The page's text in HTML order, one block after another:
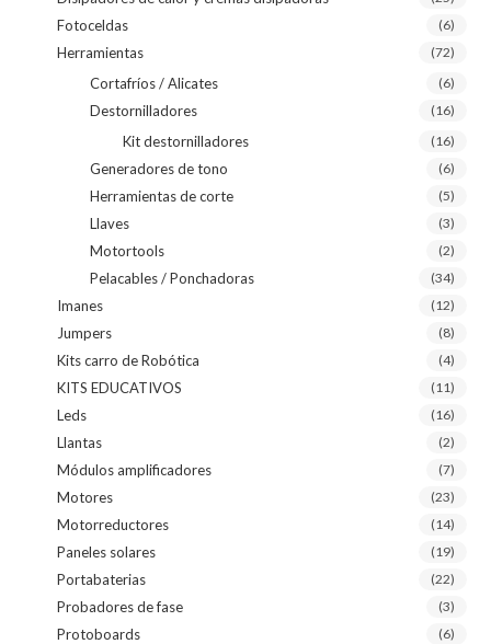
Fotoceldas (6)
Herramientas (72)
Cortafríos / Alicates (6)
Destornilladores (16)
Kit destornilladores (16)
Generadores de tono (6)
Herramientas de corte (5)
Llaves (3)
Motortools (2)
Pelacables / Ponchadoras (34)
Imanes (12)
Jumpers (8)
Kits carro de Robótica (4)
KITS EDUCATIVOS (11)
Leds (16)
Llantas (2)
Módulos amplificadores (7)
Motores (23)
Motorreductores (14)
Paneles solares (19)
Portabaterias (22)
Probadores de fase (3)
Protoboards (6)